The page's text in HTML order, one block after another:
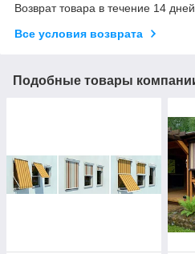
Возврат товара в течение 14
Все условия возврата
Подобные товары